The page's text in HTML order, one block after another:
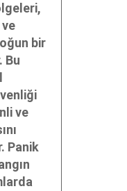
bir
Bu
ve
Panik